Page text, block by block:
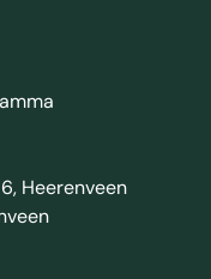
Heerenveen